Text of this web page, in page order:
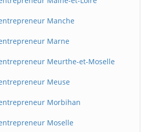
Manche
Marne
Meurthe-et-Moselle
Meuse
Morbihan
Moselle